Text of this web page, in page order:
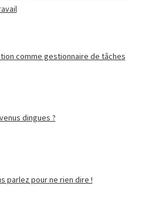
comme gestionnaire de tâches
dingues ?
parlez pour ne rien dire !